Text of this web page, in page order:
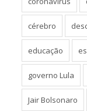
cérebro
educação
governo Lula
Jair Bolsonaro